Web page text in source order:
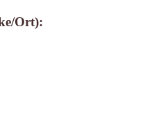
Ort):